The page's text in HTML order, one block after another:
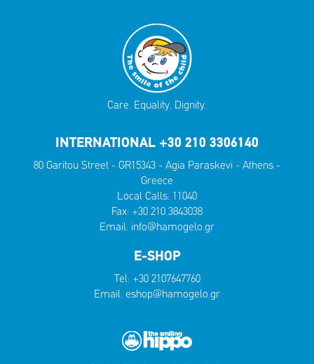
Care. Equality. Dignity.
INTERNATIONAL +30 210 3306140
80 Garitou Street - GR15343 - Agia Paraskevi - Athens -
Greece
Local Calls: 11040
Fax: +30 210 3843038
Email: info@hamogelo.gr
E-SHOP
Tel: +30 2107647760
Email: eshop@hamogelo.gr